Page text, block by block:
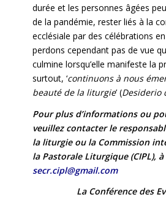
durée et les personnes âgées
de la pandémie, rester liés à la
ecclésiale par des célébrations
perdons cependant pas de vue
culmine lorsqu’elle manifeste la
surtout, ‘continuons à nous
beauté de la liturgie’ (Desiderio
Pour plus d’informations ou
veuillez contacter le
la liturgie ou la Commission
la Pastorale Liturgique (CIPL), à
secr.cipl@gmail.com
La Conférence des